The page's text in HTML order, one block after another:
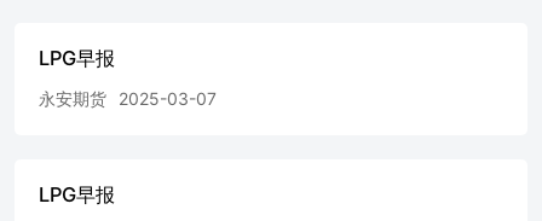
LPG早报
永安期货 2025-03-07
LPG早报